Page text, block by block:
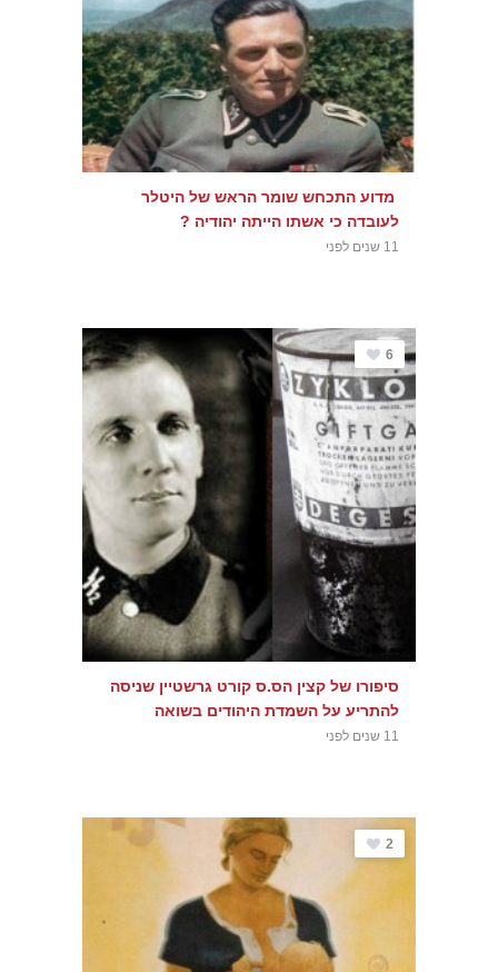
מדוע התכחש שומר הראש של היטלר
לעובדה כי אשתו הייתה יהודיה ?
11 שנים לפני
6
סיפורו של קצין הס.ס קורט גרשטיין שניסה
להתריע על השמדת היהודים בשואה
11 שנים לפני
2